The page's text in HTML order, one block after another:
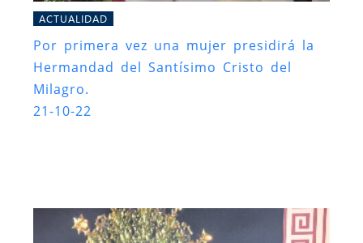
ACTUALIDAD
Por primera vez una mujer presidirá la
Hermandad del Santísimo Cristo del
Milagro.
21-10-22